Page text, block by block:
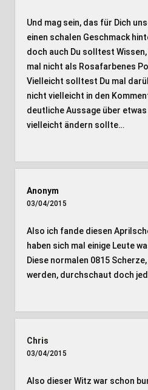
Und mag sein, das für Dich
einen schalen Geschmack
doch auch Du solltest
mal nicht als Rosafarbenes
Vielleicht solltest Du mal
nicht vielleicht in den
deutliche Aussage über
vielleicht ändern sollte…
Anonym
03/04/2015
Also ich fande diesen
haben sich mal einige Leute
Diese normalen 0815
werden, durchschaut doch
Chris
03/04/2015
Also dieser Witz war schon